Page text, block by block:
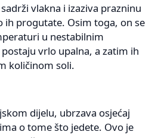
vlakna i izaziva prazninu
ih progutate. Osim toga, on se
u nestabilnim
vrlo upalna, a zatim ih
količinom soli.
dijelu, ubrzava osjećaj
o tome što jedete. Ovo je